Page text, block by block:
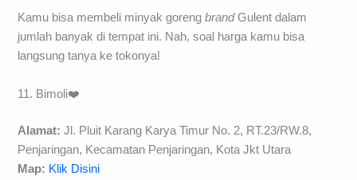
Kamu bisa membeli minyak gorengbrandGulent dalam
jumlah banyak di tempat ini. Nah, soal harga kamu bisa
langsung tanya ke tokonya!
11. Bimoli❤️
Alamat:Jl. Pluit Karang Karya Timur No. 2, RT.23/RW.8,
Penjaringan, Kecamatan Penjaringan, Kota Jkt Utara
Map: Klik Disini